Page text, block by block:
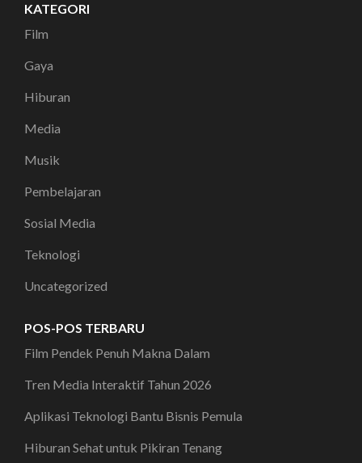
KATEGORI
Film
Gaya
Hiburan
Media
Musik
Pembelajaran
Sosial Media
Teknologi
Uncategorized
POS-POS TERBARU
Film Pendek Penuh Makna Dalam
Tren Media Interaktif Tahun 2026
Aplikasi Teknologi Bantu Bisnis Pemula
Hiburan Sehat untuk Pikiran Tenang